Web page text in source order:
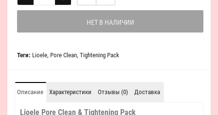
НЕТ В НАЛИЧИИ
Теги: Lioele, Pore Clean, Tightening Pack
Описание Характеристики Отзывы (0) Доставка
Lioele Pore Clean & Tightening Pack